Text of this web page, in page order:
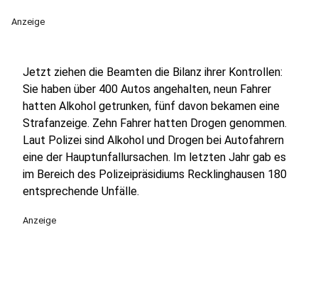
Anzeige
Jetzt ziehen die Beamten die Bilanz ihrer Kontrollen:
Sie haben über 400 Autos angehalten, neun Fahrer
hatten Alkohol getrunken, fünf davon bekamen eine
Strafanzeige. Zehn Fahrer hatten Drogen genommen.
Laut Polizei sind Alkohol und Drogen bei Autofahrern
eine der Hauptunfallursachen. Im letzten Jahr gab es
im Bereich des Polizeipräsidiums Recklinghausen 180
entsprechende Unfälle.
Anzeige